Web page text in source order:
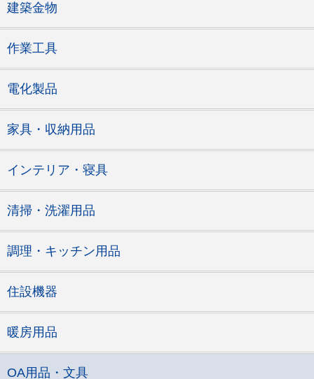
建築金物
作業工具
電化製品
家具・収納用品
インテリア・寝具
清掃・洗濯用品
調理・キッチン用品
住設機器
暖房用品
OA用品・文具